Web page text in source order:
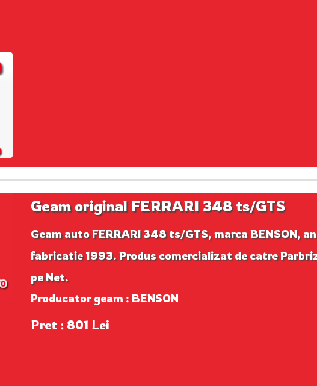
Geam original FERRARI 348 ts/GTS
Geam auto FERRARI 348 ts/GTS, marca BENSON, an
fabricatie 1993. Produs comercializat de catre
pe Net.
Producator geam : BENSON
Pret : 801 Lei